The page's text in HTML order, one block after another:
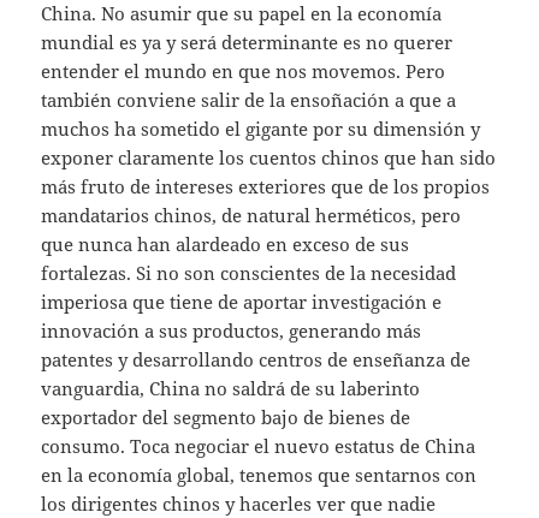
China. No asumir que su papel en la economía
mundial es ya y será determinante es no querer
entender el mundo en que nos movemos. Pero
también conviene salir de la ensoñación a que a
muchos ha sometido el gigante por su dimensión y
exponer claramente los cuentos chinos que han sido
más fruto de intereses exteriores que de los propios
mandatarios chinos, de natural herméticos, pero
que nunca han alardeado en exceso de sus
fortalezas. Si no son conscientes de la necesidad
imperiosa que tiene de aportar investigación e
innovación a sus productos, generando más
patentes y desarrollando centros de enseñanza de
vanguardia, China no saldrá de su laberinto
exportador del segmento bajo de bienes de
consumo. Toca negociar el nuevo estatus de China
en la economía global, tenemos que sentarnos con
los dirigentes chinos y hacerles ver que nadie